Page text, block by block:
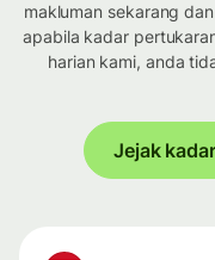
makluman sekarang
apabila kadar
harian kami, anda
Jejak